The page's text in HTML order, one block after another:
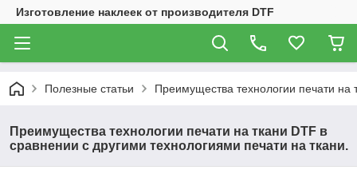
Изготовление наклеек от производителя DTF
Полезные статьи Преимущества технологии печати на
Преимущества технологии печати на ткани DTF в
сравнении с другими технологиями печати на ткани.